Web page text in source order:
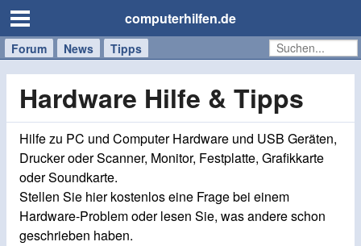
computerhilfen.de
Forum News Tipps
Handy
Windows
Mac
Hardware Hilfe & Tipps
Hilfe zu PC und Computer Hardware und USB Geräten,
Drucker oder Scanner, Monitor, Festplatte, Grafikkarte
oder Soundkarte.
Stellen Sie hier kostenlos eine Frage bei einem
Hardware-Problem oder lesen Sie, was andere schon
geschrieben haben.